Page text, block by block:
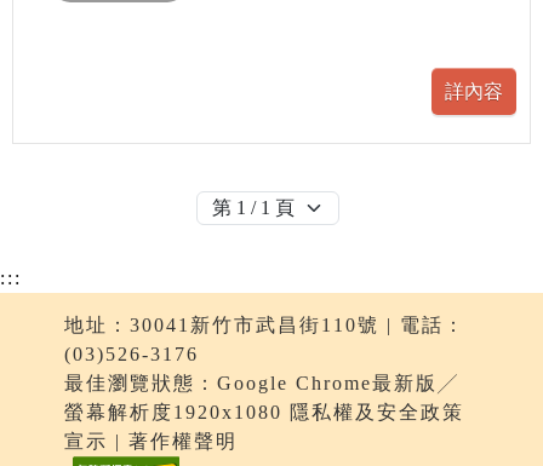
:::
地址：30041新竹市武昌街110號 | 電話：
(03)526-3176
最佳瀏覽狀態：Google Chrome最新版╱
螢幕解析度1920x1080 隱私權及安全政策
宣示 | 著作權聲明